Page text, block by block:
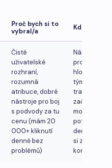
Proč bych si to
vybral/a
Kde to kouše
Čisté
uživatelské
rozhraní,
rozumná
atribuce, dobré
nástroje pro boj
s podvody za tu
cenu (mám 20
000+ kliknutí
denně bez
problémů)
Nástupní
proces má
hloubku –
týmy, které s
trackingem
začínají,
mohou
potřebovat
den na to, aby
si zvykly na
konvence